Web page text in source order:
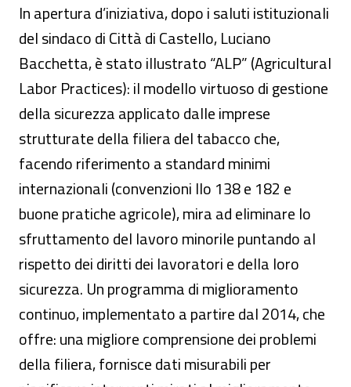
In apertura d’iniziativa, dopo i saluti istituzionali
del sindaco di Città di Castello, Luciano
Bacchetta, è stato illustrato “ALP” (Agricultural
Labor Practices): il modello virtuoso di gestione
della sicurezza applicato dalle imprese
strutturate della filiera del tabacco che,
facendo riferimento a standard minimi
internazionali (convenzioni Ilo 138 e 182 e
buone pratiche agricole), mira ad eliminare lo
sfruttamento del lavoro minorile puntando al
rispetto dei diritti dei lavoratori e della loro
sicurezza. Un programma di miglioramento
continuo, implementato a partire dal 2014, che
offre: una migliore comprensione dei problemi
della filiera, fornisce dati misurabili per